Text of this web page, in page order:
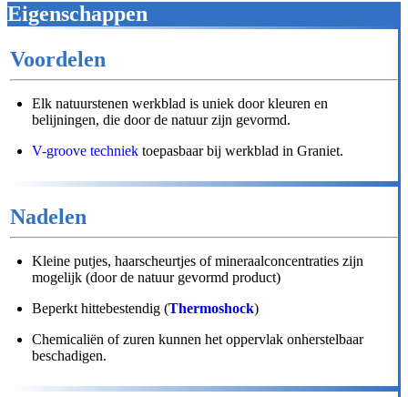
Eigenschappen
Voordelen
Elk natuurstenen werkblad is uniek door kleuren en
belijningen, die door de natuur zijn gevormd.
V-groove techniek toepasbaar bij werkblad in Graniet.
Nadelen
Kleine putjes, haarscheurtjes of mineraalconcentraties zijn
mogelijk (door de natuur gevormd product)
Beperkt hittebestendig (Thermoshock)
Chemicaliën of zuren kunnen het oppervlak onherstelbaar
beschadigen.